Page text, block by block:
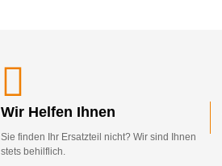
Wir Helfen Ihnen
Sie finden Ihr Ersatzteil nicht? Wir sind Ihnen
stets behilflich.